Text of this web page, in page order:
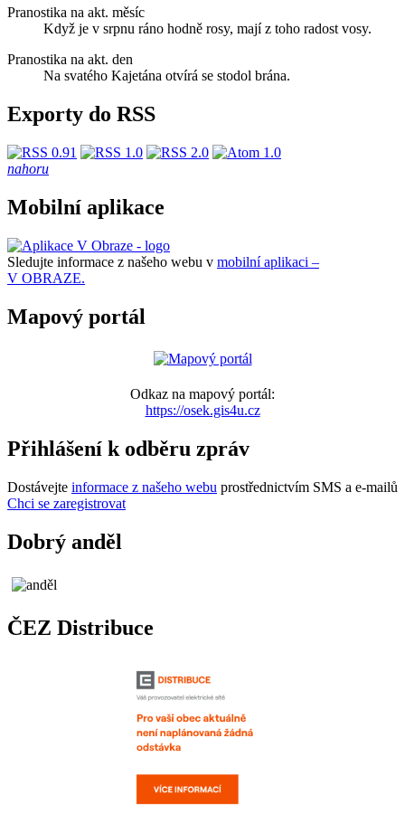
Pranostika na akt. měsíc
Když je v srpnu ráno hodně rosy, mají z toho radost vosy.
Pranostika na akt. den
Na svatého Kajetána otvírá se stodol brána.
Exporty do RSS
nahoru
Mobilní aplikace
Sledujte informace z našeho webu v mobilní aplikaci –
V OBRAZE.
Mapový portál
Odkaz na mapový portál:
https://osek.gis4u.cz
Přihlášení k odběru zpráv
Dostávejte informace z našeho webu prostřednictvím SMS a e-mailů
Chci se zaregistrovat
Dobrý anděl
ČEZ Distribuce